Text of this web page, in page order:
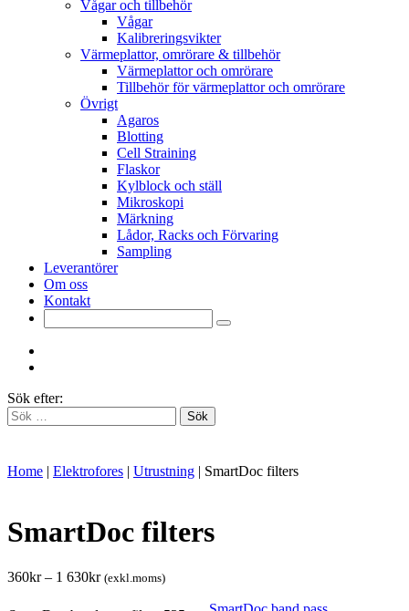
Vågar och tillbehör
Vågar
Kalibreringsvikter
Värmeplattor, omrörare & tillbehör
Värmeplattor och omrörare
Tillbehör för värmeplattor och omrörare
Övrigt
Agaros
Blotting
Cell Straining
Flaskor
Kylblock och ställ
Mikroskopi
Märkning
Lådor, Racks och Förvaring
Sampling
Leverantörer
Om oss
Kontakt
Sök efter:
Home | Elektrofores | Utrustning | SmartDoc filters
SmartDoc filters
360kr– 1 630kr (exkl.moms)